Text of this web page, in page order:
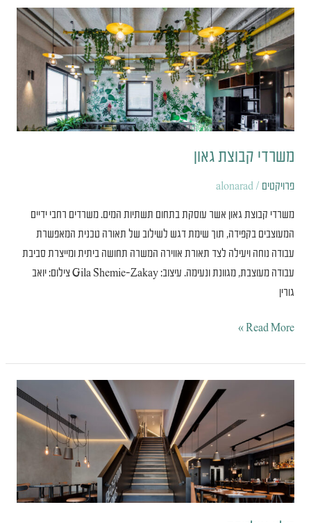
משרדי קבוצת גאון
פרויקטים /
alonarad
משרדי קבוצת גאון אשר עוסקת בתחום תשתיות המים. משרדים רחבי ידיים
המעוצבים בקפידה, תוך שימת דגש לשילוב של תאורה טכנית המאפשרת
עבודה נוחה ויעילה לצד תאורת אווירה המשרה תחושה ביתית ומייצרת סביבת
עבודה מעוצבת, מגוונת ונעימה. עיצוב: Gila Shemie-Zakay צילום: יואב
גורין
משרדי
קבוצת
Read More »